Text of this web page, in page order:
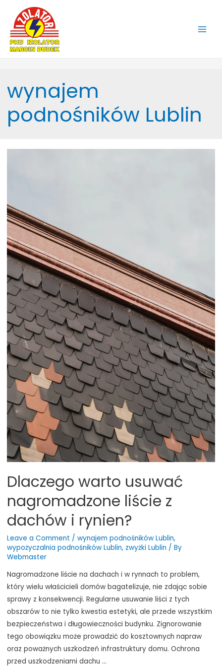
wynajem
podnośników Lublin
Dlaczego warto usuwać
nagromadzone liście z
dachów i rynien?
Leave a Comment / wynajem podnośników Lublin,
wypożyczalnia podnośników Lublin, zwyżki Lublin / By
Webmaster
Nagromadzone liście na dachach i w rynnach to problem,
który wielu właścicieli domów bagatelizuje, nie zdając sobie
sprawy z konsekwencji. Regularne usuwanie liści z tych
obszarów to nie tylko kwestia estetyki, ale przede wszystkim
bezpieczeństwa i długowieczności budynku. Zignorowanie
tego obowiązku może prowadzić do kosztownych napraw
oraz poważnych uszkodzeń infrastruktury domu. Ochrona
przed uszkodzeniami dachu …